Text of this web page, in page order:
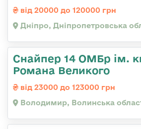
від 20000 до 120000 грн
Дніпро, Дніпропетровська
Снайпер 14 ОМБр ім.
Романа Великого
від 23000 до 123000 грн
Володимир, Волинська